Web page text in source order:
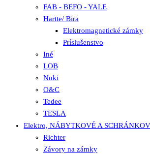
FAB - BEFO - YALE
Hartte/ Bira
Elektromagnetické zámky
Príslušenstvo
Iné
LOB
Nuki
O&C
Tedee
TESLA
Elektro, NÁBYTKOVÉ A
Richter
Závory na zámky